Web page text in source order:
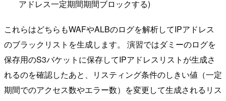
アドレス一定期間期間ブロックする)
これらはどちらもWAFやALBのログを解析してIPアドレス
のブラックリストを生成します。 演習ではダミーのログを
保存用のS3バケットに保存してIPアドレスリストが生成さ
れるのを確認したあと、リスティング条件のしきい値（一定
期間でのアクセス数やエラー数）を変更して生成されるリス